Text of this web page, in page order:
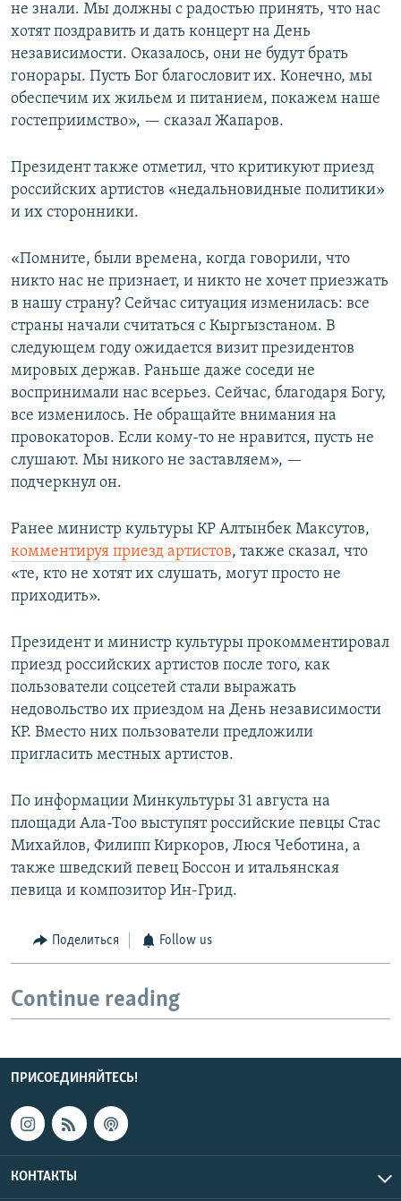
не знали. Мы должны с радостью принять, что нас
хотят поздравить и дать концерт на День
независимости. Оказалось, они не будут брать
гонорары. Пусть Бог благословит их. Конечно, мы
обеспечим их жильем и питанием, покажем наше
гостеприимство», — сказал Жапаров.
Президент также отметил, что критикуют приезд
российских артистов «недальновидные политики»
и их сторонники.
«Помните, были времена, когда говорили, что
никто нас не признает, и никто не хочет приезжать
в нашу страну? Сейчас ситуация изменилась: все
страны начали считаться с Кыргызстаном. В
следующем году ожидается визит президентов
мировых держав. Раньше даже соседи не
воспринимали нас всерьез. Сейчас, благодаря Богу,
все изменилось. Не обращайте внимания на
провокаторов. Если кому-то не нравится, пусть не
слушают. Мы никого не заставляем», —
подчеркнул он.
Ранее министр культуры КР Алтынбек Максутов,
комментируя приезд артистов, также сказал, что
«те, кто не хотят их слушать, могут просто не
приходить».
Президент и министр культуры прокомментировал
приезд российских артистов после того, как
пользователи соцсетей стали выражать
недовольство их приездом на День независимости
КР. Вместо них пользователи предложили
пригласить местных артистов.
По информации Минкультуры 31 августа на
площади Ала-Тоо выступят российские певцы Стас
Михайлов, Филипп Киркоров, Люся Чеботина, а
также шведский певец Боссон и итальянская
певица и композитор Ин-Грид.
Поделиться Follow us
Continue reading
ПРИСОЕДИНЯЙТЕСЬ!
КОНТАКТЫ